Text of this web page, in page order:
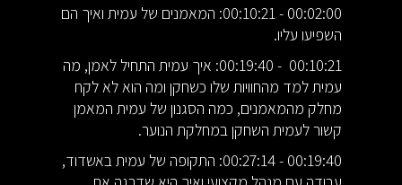
00:02:00 - 00:10:21: המאמנים של עמית ואיך הם
השפיעו עליו.
00:10:21 - 00:19:40: איך עמית התחיל לאמן, מה
עמית למד מהחוויות שלו כשחקן ומה הוא לא לקח
מחלק מהמאמנים, כמה הסגנון של עמית המאמן
קשור לעמית השחקן במחלקת הנוער.
00:19:40 - 00:27:14: התקופה של עמית באשדוד,